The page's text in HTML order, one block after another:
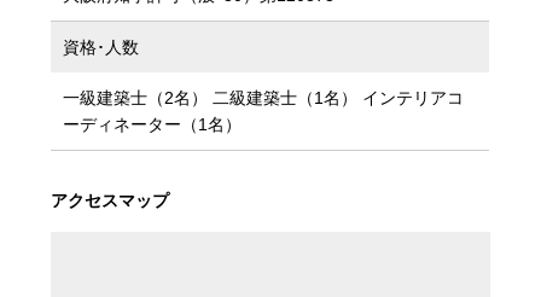
資格･人数
一級建築士（2名） 二級建築士（1名） インテリアコ
ーディネーター（1名）
アクセスマップ